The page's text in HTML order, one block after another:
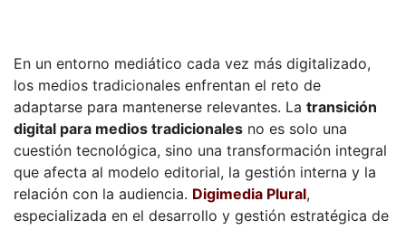
n
p
r
i
n
En un entorno mediático cada vez más digitalizado,
los medios tradicionales enfrentan el reto de
adaptarse para mantenerse relevantes. La transición
digital para medios tradicionales no es solo una
cuestión tecnológica, sino una transformación integral
que afecta al modelo editorial, la gestión interna y la
relación con la audiencia. Digimedia Plural,
especializada en el desarrollo y gestión estratégica de